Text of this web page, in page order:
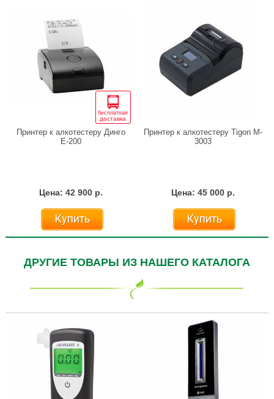
бесплатная
доставка
Принтер к алкотестеру Динго
Е-200
Цена: 42 900 р.
Купить
Принтер к алкотестеру Tigon M-
3003
Цена: 45 000 р.
Купить
ДРУГИЕ ТОВАРЫ ИЗ НАШЕГО КАТАЛОГА